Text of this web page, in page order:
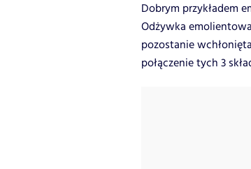
Dobrym przykładem
Odżywka
pozostanie
połączenie tych 3